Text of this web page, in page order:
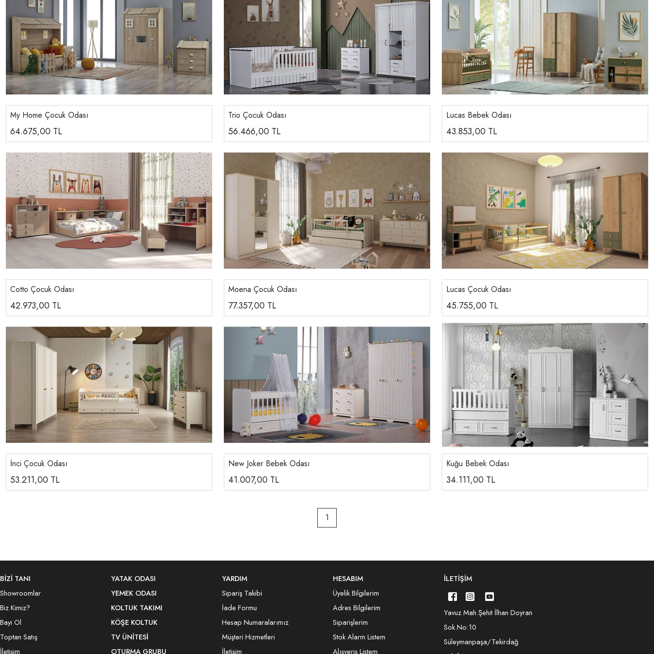
My Home Çocuk Odası
64.675,00 TL
Trio Çocuk Odası
56.466,00 TL
Lucas Bebek Odası
43.853,00 TL
Cotto Çocuk Odası
42.973,00 TL
Moena Çocuk Odası
77.357,00 TL
Lucas Çocuk Odası
45.755,00 TL
İnci Çocuk Odası
53.211,00 TL
New Joker Bebek Odası
41.007,00 TL
Kuğu Bebek Odası
34.111,00 TL
1
BİZİ TANI
Showroomlar
Biz Kimiz?
Bayi Ol
Toptan Satış
İletişim
YATAK ODASI
YEMEK ODASI
KOLTUK TAKIMI
KÖŞE KOLTUK
TV ÜNITESI
OTURMA GRUBU
YARDIM
Sipariş Takibi
İade Formu
Hesap Numaralarımız
Müşteri Hizmetleri
İletişim
HESABIM
Üyelik Bilgilerim
Adres Bilgilerim
Siparişlerim
Stok Alarm Listem
Alışveriş Listem
İLETIŞIM
Yavuz Mah.Şehit İlhan Doyran
Sok.No:10
Süleymanpaşa/Tekirdağ